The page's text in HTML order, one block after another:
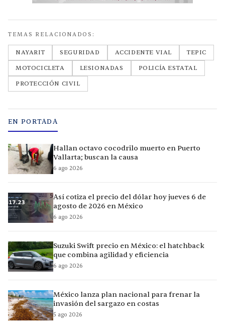
TEMAS RELACIONADOS:
NAYARIT SEGURIDAD ACCIDENTE VIAL
TEPIC
MOTOCICLETA
LESIONADAS
POLICÍA ESTATAL
PROTECCIÓN CIVIL
EN PORTADA
Hallan octavo cocodrilo muerto en Puerto
Vallarta; buscan la causa
6 ago 2026
Así cotiza el precio del dólar hoy jueves 6 de
agosto de 2026 en México
6 ago 2026
Suzuki Swift precio en México: el hatchback
que combina agilidad y eficiencia
6 ago 2026
México lanza plan nacional para frenar la
invasión del sargazo en costas
5 ago 2026